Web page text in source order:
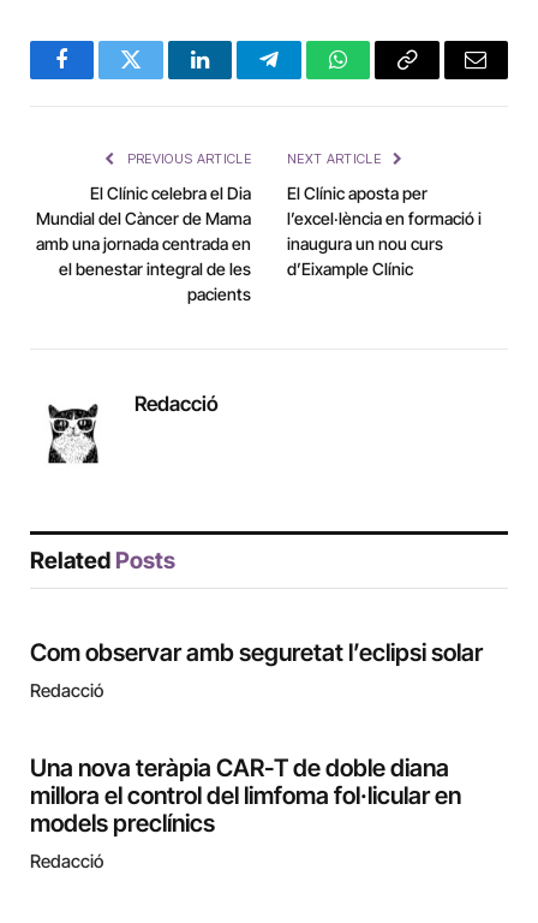
FacebookTwitter LinkedInTelegramWhatsAppCopy
Email
PREVIOUS ARTICLE
El Clínic celebra el Dia
Mundial del Càncer de Mama
amb una jornada centrada en
el benestar integral de les
pacients
NEXT ARTICLE
El Clínic aposta per
l’excel·lència en formació i
inaugura un nou curs
d’Eixample Clínic
Redacció
Related Posts
Com observar amb seguretat l’eclipsi solar
Redacció
Una nova teràpia CAR-T de doble diana
millora el control del limfoma fol·licular en
models preclínics
Redacció